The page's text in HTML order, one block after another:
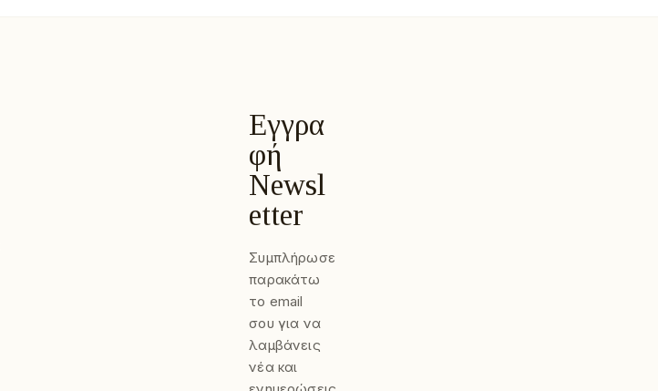
Εγγρα
Φή
Newsl
Etter
Συμπλήρωσε
παρακάτω
το email
σου για να
λαμβάνεις
νέα και